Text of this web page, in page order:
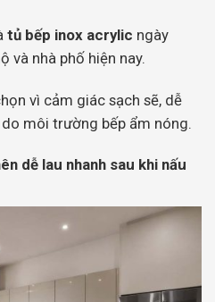
tủ bếp inox acrylic ngày
và nhà phố hiện nay.
vì cảm giác sạch sẽ, dễ
môi trường bếp ẩm nóng.
dễ lau nhanh sau khi nấu